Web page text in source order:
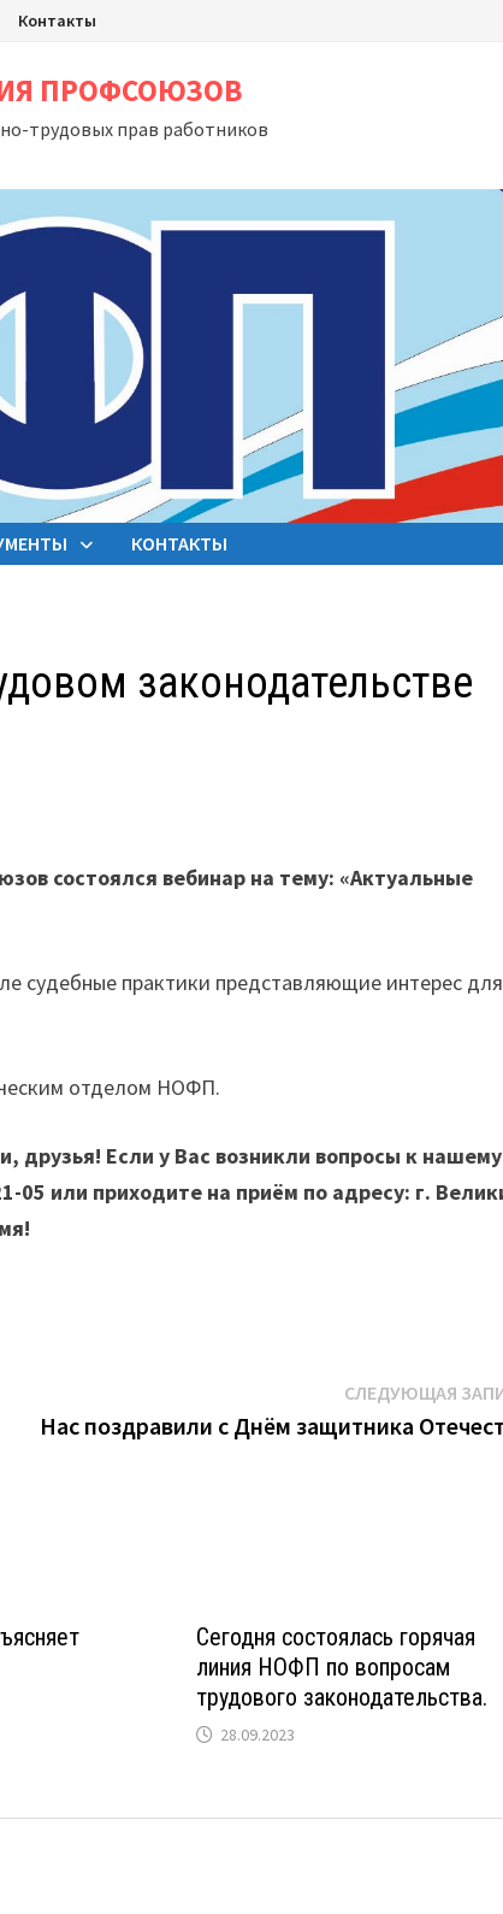
Контакты
ПРОФСОЮЗОВ
трудовых прав работников
КОНТАКТЫ
законодательстве
состоялся вебинар на тему: «Актуальные
судебные практики представляющие интерес для
отделом НОФП.
друзья! Если у Вас возникли вопросы к нашему
05 или приходите на приём по адресу: г.
СЛЕДУЮЩАЯ
Нас поздравили с Днём защитника
Сегодня состоялась горячая
линия НОФП по вопросам
трудового законодательства.
28.09.2023